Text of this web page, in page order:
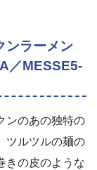
ンラーメン
／MESSE5-
ンのあの独特の
ツルツルの麺の
きの皮のような